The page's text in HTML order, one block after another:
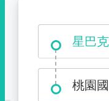
星巴
大霸
桃園